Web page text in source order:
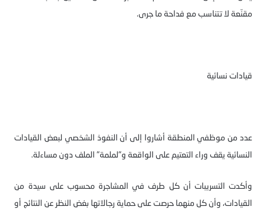
مقنّعة لا تتناسب مع فداحة ما جرى.
قيادات نسائية
عدد من موظفي المنطقة أشاروا إلى أن النفوذ الشخصي لبعض القيادات
النسائية يقف وراء التعتيم على الواقعة و"لملمة" الملف دون مساءلة.
وأكدت التسريبات أن كل طرف في المشاجرة محسوب على سيدة من
القيادات، وأن كل منهما حرصت على حماية رجالاتها بغض النظر عن النتائج أو